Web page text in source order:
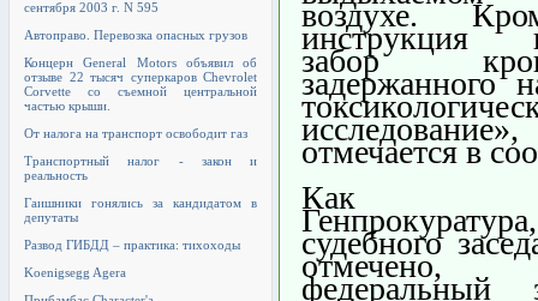
сентября 2003 г. N 595
Автоправо. Перевозка опасных грузов
Концерн General Motors объявил об
отзыве 22 тысяч суперкаров Chevrolet
Corvette со съемной центральной
частью крыши.
От налога на транспорт освободит газ
Транспортный налог - закон и
реальность
Гаишники гонялись за кандидатом в
депутаты
Развод ГИБДД – практика: тихоходы
Koenigsegg Agera
воздухе.
инструкция
забор
задержанного
отмечается в
Как
судебного